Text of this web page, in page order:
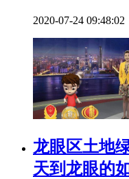
2020-07-24 09:48:02
龙眼区土地
天到龙眼的